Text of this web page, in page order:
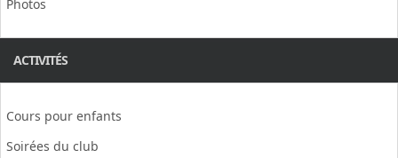
Photos
ACTIVITÉS
Cours pour enfants
Soirées du club